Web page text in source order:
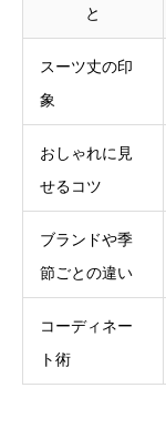
と
スーツ丈の印
象
おしゃれに見
せるコツ
ブランドや季
節ごとの違い
コーディネー
ト術